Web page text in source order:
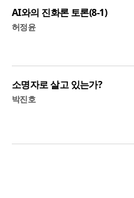
AI와의 진화론 토론(8-1)
허정윤
소명자로 살고 있는가?
박진호